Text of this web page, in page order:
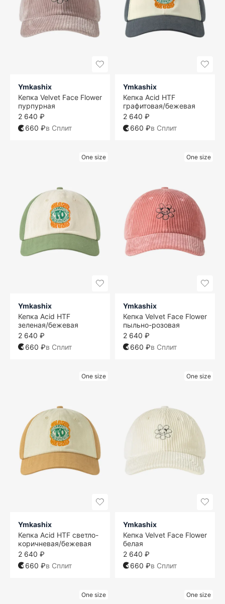
Ymkashix
Кепка Velvet Face Flower
пурпурная
2 640 ₽
660 ₽в Сплит
Ymkashix
Кепка Acid HTF
графитовая/бежевая
2 640 ₽
660 ₽в Сплит
One size
Ymkashix
Кепка Acid HTF
зеленая/бежевая
2 640 ₽
660 ₽в Сплит
One size
Ymkashix
Кепка Velvet Face Flower
пыльно-розовая
2 640 ₽
660 ₽в Сплит
One size
Ymkashix
Кепка Acid HTF светло-
коричневая/бежевая
2 640 ₽
660 ₽в Сплит
One size
Ymkashix
Кепка Velvet Face Flower
белая
2 640 ₽
660 ₽в Сплит
One size One size